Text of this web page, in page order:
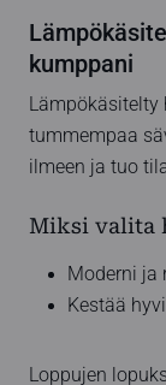
kumppani
Lämpökäsitelty
tummempaa
ilmeen ja tuo
Miksi valita
Moderni ja
Kestää
Loppujen